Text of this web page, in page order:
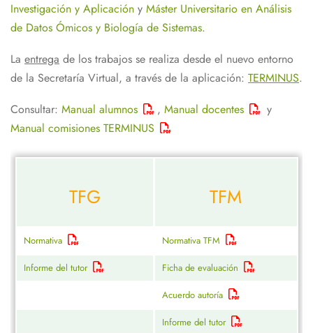
Investigación y Aplicación y Máster Universitario en Análisis
de Datos Ómicos y Biología de Sistemas.
La entrega de los trabajos se realiza desde el nuevo entorno
de la Secretaría Virtual, a través de la aplicación: TERMINUS.
Consultar: Manual alumnos , Manual docentes
y
Manual comisiones TERMINUS
TFG TFM
Normativa Normativa TFM
Informe del tutor Ficha de evaluación
Acuerdo autoría
Informe del tutor